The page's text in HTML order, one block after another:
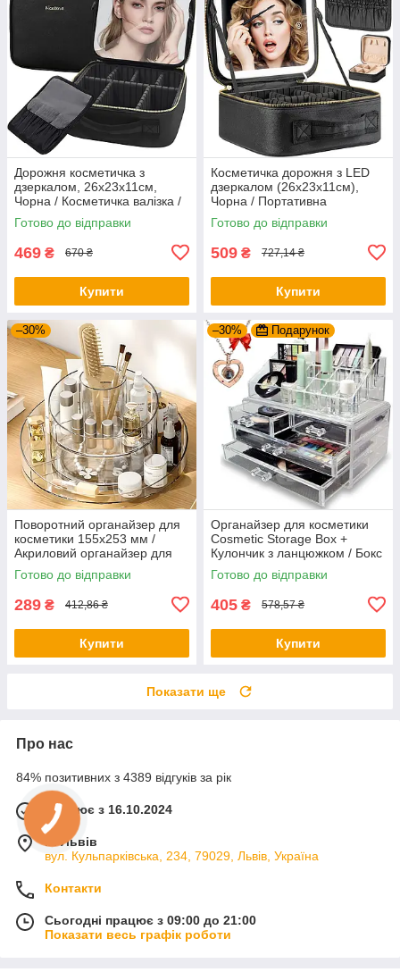
Дорожня косметичка з
дзеркалом, 26х23х11см,
Чорна / Косметичка валізка /
Органайзер для косметики
Готово до відправки
469 ₴ 670 ₴
Купити
Косметичка дорожня з LED
дзеркалом (26х23х11см),
Чорна / Портативна
косметичка-валіза /
Органайзер для косметики
Готово до відправки
509 ₴ 727,14 ₴
Купити
–30%
Поворотний органайзер для
косметики 155х253 мм /
Акриловий органайзер для
косметики / Підставка під
косметику
Готово до відправки
289 ₴ 412,86 ₴
Купити
–30% Подарунок
Органайзер для косметики
Cosmetic Storage Box +
Кулончик з ланцюжком / Бокс
органайзер для косметики
Готово до відправки
405 ₴ 578,57 ₴
Купити
Показати ще
Про нас
84% позитивних з 4389 відгуків за рік
Працює з 16.10.2024
м. Львів
вул. Кульпарківська, 234, 79029, Львів, Україна
Контакти
Сьогодні працює з 09:00 до 21:00
Показати весь графік роботи